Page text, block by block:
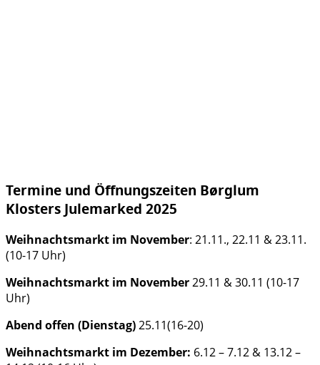
Termine und Öffnungszeiten Børglum
Klosters Julemarked 2025
Weihnachtsmarkt im November: 21.11., 22.11 & 23.11.
(10-17 Uhr)
Weihnachtsmarkt im November29.11 & 30.11 (10-17
Uhr)
Abend offen (Dienstag)25.11(16-20)
Weihnachtsmarkt im Dezember: 6.12 – 7.12 & 13.12 –